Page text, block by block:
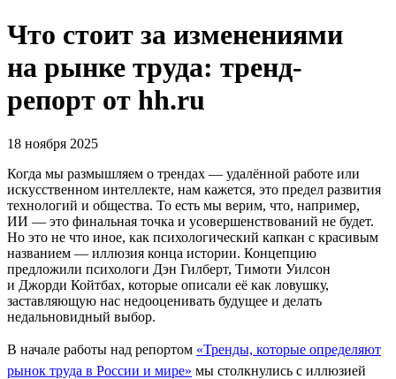
Что стоит за изменениями
на рынке труда: тренд-
репорт от hh.ru
18 ноября 2025
Когда мы размышляем о трендах — удалённой работе или
искусственном интеллекте, нам кажется, это предел развития
технологий и общества. То есть мы верим, что, например,
ИИ — это финальная точка и усовершенствований не будет.
Но это не что иное, как психологический капкан с красивым
названием — иллюзия конца истории. Концепцию
предложили психологи Дэн Гилберт, Тимоти Уилсон
и Джорди Койтбах, которые описали её как ловушку,
заставляющую нас недооценивать будущее и делать
недальновидный выбор.
В начале работы над репортом «Тренды, которые определяют
рынок труда в России и мире» мы столкнулись с иллюзией